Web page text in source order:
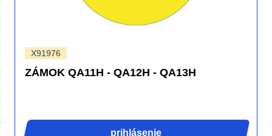
X91976
ZÁMOK QA11H - QA12H - QA13H
prihlásenie